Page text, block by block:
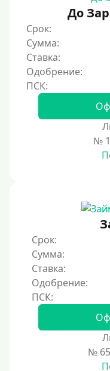
До
Срок:
Сумма:
Ставка:
Одобрение:
№
Срок:
Сумма:
Ставка:
Одобрение:
№